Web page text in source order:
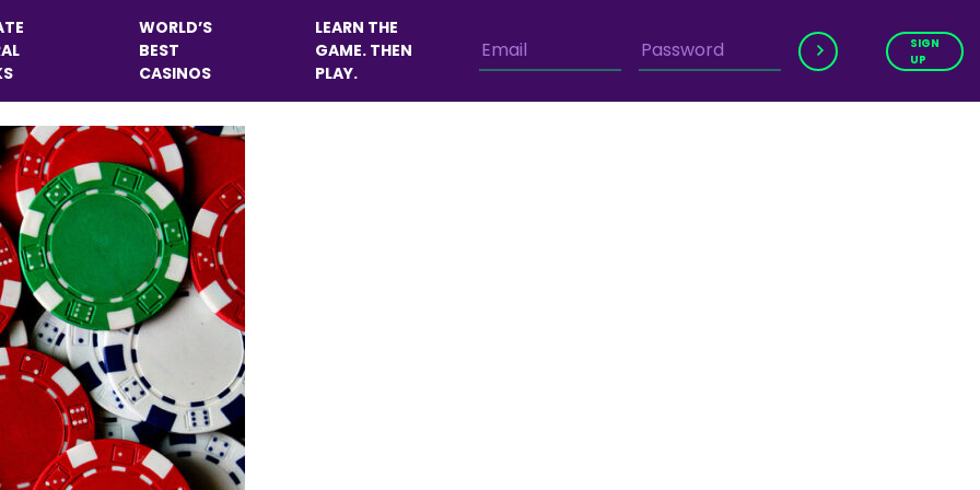
WORLD’S
BEST
CASINOS
LEARN THE
GAME. THEN
PLAY.
SIGN
UP
Runner-Runner? Rainbow?